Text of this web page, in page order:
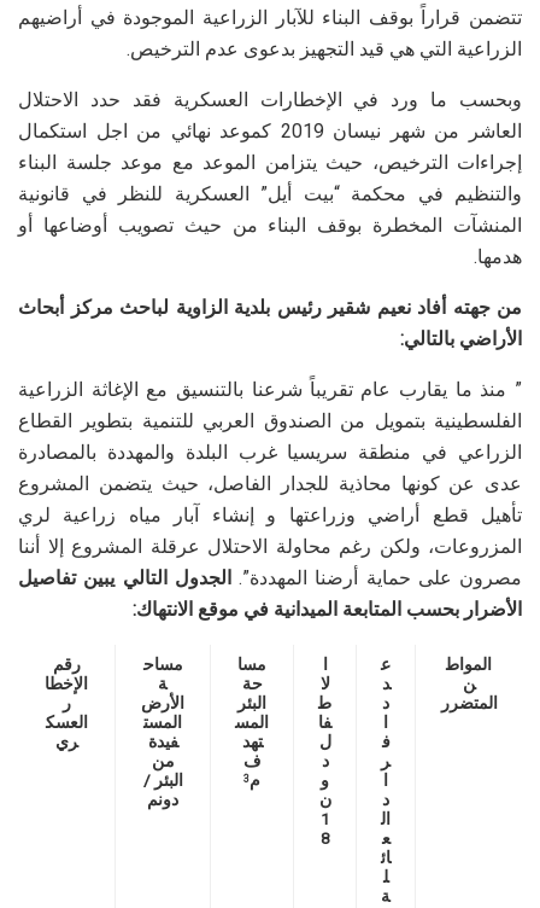
تتضمن قراراً بوقف البناء للآبار الزراعية الموجودة في أراضيهم
الزراعية التي هي قيد التجهيز بدعوى عدم الترخيص.
وبحسب ما ورد في الإخطارات العسكرية فقد حدد الاحتلال
العاشر من شهر نيسان 2019 كموعد نهائي من اجل استكمال
إجراءات الترخيص، حيث يتزامن الموعد مع موعد جلسة البناء
والتنظيم في محكمة “بيت أيل” العسكرية للنظر في قانونية
المنشآت المخطرة بوقف البناء من حيث تصويب أوضاعها أو
هدمها.
من جهته أفاد نعيم شقير رئيس بلدية الزاوية لباحث مركز أبحاث
الأراضي بالتالي:
” منذ ما يقارب عام تقريباً شرعنا بالتنسيق مع الإغاثة الزراعية
الفلسطينية بتمويل من الصندوق العربي للتنمية بتطوير القطاع
الزراعي في منطقة سريسيا غرب البلدة والمهددة بالمصادرة
عدى عن كونها محاذية للجدار الفاصل، حيث يتضمن المشروع
تأهيل قطع أراضي وزراعتها و إنشاء آبار مياه زراعية لري
المزروعات، ولكن رغم محاولة الاحتلال عرقلة المشروع إلا أننا
مصرون على حماية أرضنا المهددة”. الجدول التالي يبين تفاصيل
الأضرار بحسب المتابعة الميدانية في موقع الانتهاك:
المواط
ن
المتضرر
ع
د
د
ف
ر
د
ال
ع
ائ
ل
ة
لا
ط
فا
ل
د
و
ن
1
8
مسا
حة
البئر
المس
تهد
ف
م3
مساح
ة
الأرض
المست
فيدة
من
البئر /
دونم
رقم
الإخطا
ر
العسك
ري